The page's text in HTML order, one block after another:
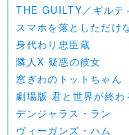
THE GUILTY／ギルテ
スマホを落としただけ
身代わり忠臣蔵
隣人X 疑惑の彼女
窓ぎわのトットちゃん
劇場版 君と世界が終
デンジャラス・ラン
ヴィーガンズ・ハム